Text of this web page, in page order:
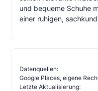
und bequeme Schuhe
einer ruhigen,
Datenquellen:
Google Places, eigene
Letzte Aktualisierung: